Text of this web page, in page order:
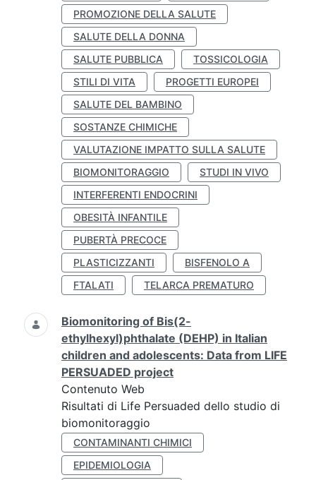
PROMOZIONE DELLA SALUTE
SALUTE DELLA DONNA
SALUTE PUBBLICA
TOSSICOLOGIA
STILI DI VITA
PROGETTI EUROPEI
SALUTE DEL BAMBINO
SOSTANZE CHIMICHE
VALUTAZIONE IMPATTO SULLA SALUTE
BIOMONITORAGGIO
STUDI IN VIVO
INTERFERENTI ENDOCRINI
OBESITÀ INFANTILE
PUBERTÀ PRECOCE
PLASTICIZZANTI
BISFENOLO A
FTALATI
TELARCA PREMATURO
Biomonitoring of Bis(2-
ethylhexyl)phthalate (DEHP) in Italian
children and adolescents: Data from LIFE
PERSUADED project
Contenuto Web
Risultati di Life Persuaded dello studio di
biomonitoraggio
CONTAMINANTI CHIMICI
EPIDEMIOLOGIA